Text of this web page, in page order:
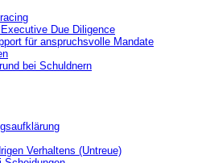
Due Diligence
für anspruchsvolle Mandate
bei Schuldnern
Verhaltens (Untreue)